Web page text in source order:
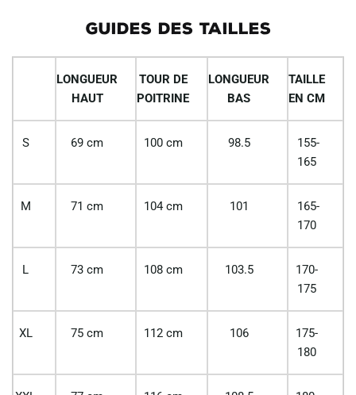
GUIDES DES TAILLES
LONGUEUR
HAUT
TOUR DE
POITRINE
LONGUEUR
BAS
TAILLE
EN CM
S 69 cm 100 cm 98.5
155-
165
M 71 cm 104 cm 101
165-
170
L 73 cm 108 cm 103.5
170-
175
XL 75 cm 112 cm 106
175-
180